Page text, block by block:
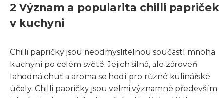
2 Význam a popularita chilli papriček
v kuchyni
Chilli papričky jsou neodmyslitelnou součástí mnoha
kuchyní po celém světě. Jejich silná, ale zároveň
lahodná chuť a aroma se hodí pro různé kulinářské
účely. Chilli papričky jsou velmi významné především